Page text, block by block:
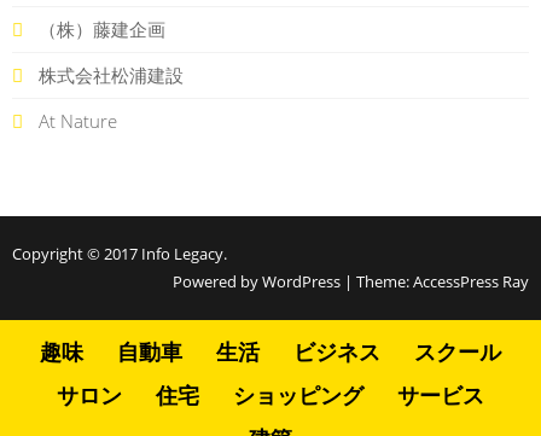
（株）藤建企画
株式会社松浦建設
At Nature
Copyright © 2017 Info Legacy.
Powered by WordPress | Theme:AccessPress Ray
趣味 自動車 生活 ビジネス
スクール
サロン
住宅 ショッピング
サービス